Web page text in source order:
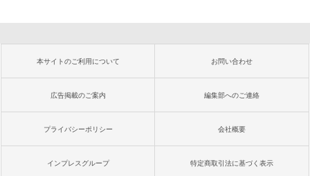
本サイトのご利用について お問い合わせ
広告掲載のご案内 編集部へのご連絡
プライバシーポリシー 会社概要
インプレスグループ 特定商取引法に基づく表示